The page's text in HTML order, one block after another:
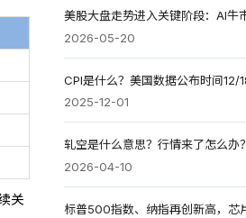
关
2026-05-20
2025-12-01
2026-04-10